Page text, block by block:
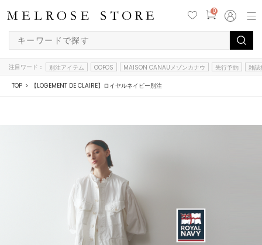
0
注目ワード： 別注アイテム OOFOS MAISON CANAUメゾンカナウ 先行予約 雑誌
TOP 【LOGEMENT DE CLAIRE】ロイヤルネイビー別注